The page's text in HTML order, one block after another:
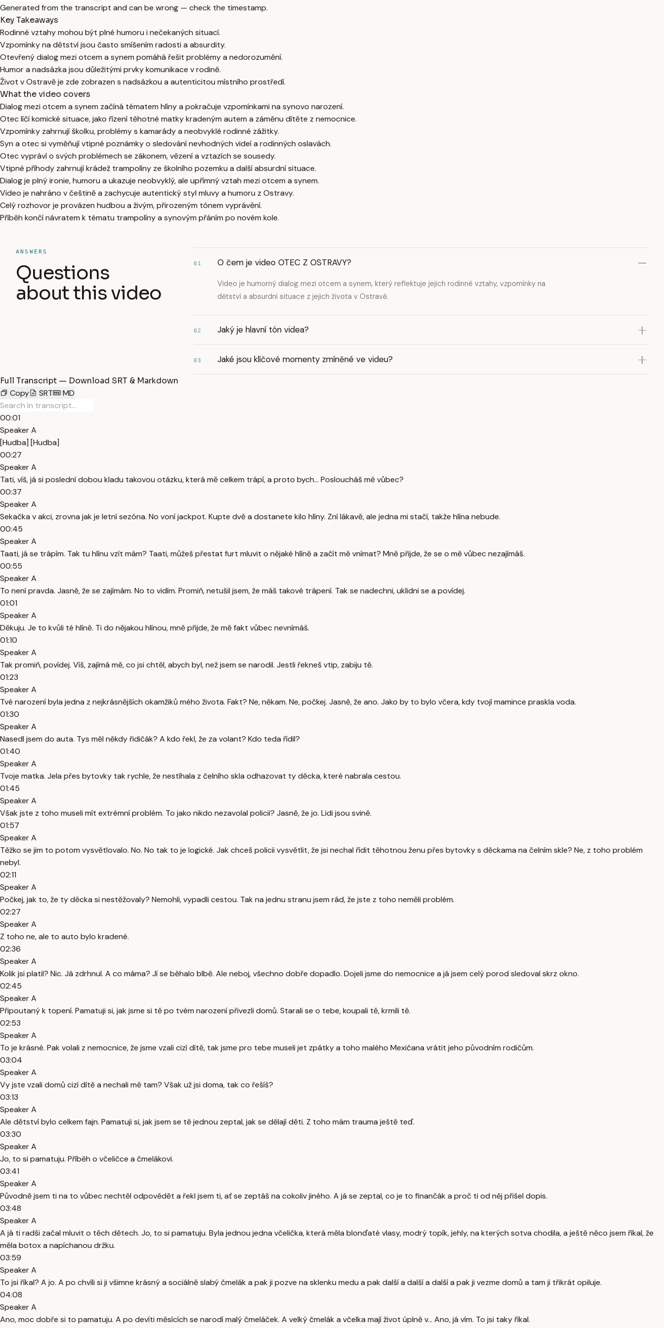
Generated from the transcript and can be wrong — check the timestamp.
Key Takeaways
Rodinné vztahy mohou být plné humoru i nečekaných situací.
Vzpomínky na dětství jsou často smíšením radosti a absurdity.
Otevřený dialog mezi otcem a synem pomáhá řešit problémy a nedorozumění.
Humor a nadsázka jsou důležitými prvky komunikace v rodině.
Život v Ostravě je zde zobrazen s nadsázkou a autenticitou místního prostředí.
What the video covers
Dialog mezi otcem a synem začíná tématem hlíny a pokračuje vzpomínkami na synovo narození.
Otec líčí komické situace, jako řízení těhotné matky kradeným autem a záměnu dítěte z nemocnice.
Vzpomínky zahrnují školku, problémy s kamarády a neobvyklé rodinné zážitky.
Syn a otec si vyměňují vtipné poznámky o sledování nevhodných videí a rodinných oslavách.
Otec vypráví o svých problémech se zákonem, vězení a vztazích se sousedy.
Vtipné příhody zahrnují krádež trampolíny ze školního pozemku a další absurdní situace.
Dialog je plný ironie, humoru a ukazuje neobvyklý, ale upřímný vztah mezi otcem a synem.
Video je nahráno v češtině a zachycuje autentický styl mluvy a humoru z Ostravy.
Celý rozhovor je provázen hudbou a živým, přirozeným tónem vyprávění.
Příběh končí návratem k tématu trampolíny a synovým přáním po novém kole.
ANSWERS
Questions
about this video
01 O čem je video OTEC Z OSTRAVY?
Video je humorný dialog mezi otcem a synem, který reflektuje jejich rodinné vztahy, vzpomínky na
dětství a absurdní situace z jejich života v Ostravě.
02 Jaký je hlavní tón videa?
03 Jaké jsou klíčové momenty zmíněné ve videu?
Full Transcript — Download SRT & Markdown
Copy
SRT MD
00:01
Speaker A
[Hudba] [Hudba]
00:27
Speaker A
Tati, víš, já si poslední dobou kladu takovou otázku, která mě celkem trápí, a proto bych... Posloucháš mě vůbec?
00:37
Speaker A
Sekačka v akci, zrovna jak je letní sezóna. No voní jackpot. Kupte dvě a dostanete kilo hlíny. Zní lákavě, ale jedna mi stačí, takže hlína nebude.
00:45
Speaker A
Taati, já se trápím. Tak tu hlínu vzít mám? Taati, můžeš přestat furt mluvit o nějaké hlíně a začít mě vnímat? Mně přijde, že se o mě vůbec nezajímáš.
00:55
Speaker A
To není pravda. Jasně, že se zajímám. No to vidím. Promiň, netušil jsem, že máš takové trápení. Tak se nadechni, uklidni se a povídej.
01:01
Speaker A
Děkuju. Je to kvůli té hlíně. Ti do nějakou hlínou, mně přijde, že mě fakt vůbec nevnímáš.
01:10
Speaker A
Tak promiň, povídej. Víš, zajímá mě, co jsi chtěl, abych byl, než jsem se narodil. Jestli řekneš vtip, zabiju tě.
01:23
Speaker A
Tvé narození byla jedna z nejkrásnějších okamžiků mého života. Fakt? Ne, někam. Ne, počkej. Jasně, že ano. Jako by to bylo včera, kdy tvojí mamince praskla voda.
01:30
Speaker A
Nasedl jsem do auta. Tys měl někdy řidičák? A kdo řekl, že za volant? Kdo teda řídil?
01:40
Speaker A
Tvoje matka. Jela přes bytovky tak rychle, že nestíhala z čelního skla odhazovat ty děcka, které nabrala cestou.
01:45
Speaker A
Však jste z toho museli mít extrémní problém. To jako nikdo nezavolal policii? Jasně, že jo. Lidi jsou svině.
01:57
Speaker A
Těžko se jim to potom vysvětlovalo. No. No tak to je logické. Jak chceš policii vysvětlit, že jsi nechal řídit těhotnou ženu přes bytovky s děckama na čelním skle? Ne, z toho problém
nebyl.
02:11
Speaker A
Počkej, jak to, že ty děcka si nestěžovaly? Nemohli, vypadli cestou. Tak na jednu stranu jsem rád, že jste z toho neměli problém.
02:27
Speaker A
Z toho ne, ale to auto bylo kradené.
02:36
Speaker A
Kolik jsi platil? Nic. Já zdrhnul. A co máma? Jí se běhalo blbě. Ale neboj, všechno dobře dopadlo. Dojeli jsme do nemocnice a já jsem celý porod sledoval skrz okno.
02:45
Speaker A
Připoutaný k topení. Pamatuji si, jak jsme si tě po tvém narození přivezli domů. Starali se o tebe, koupali tě, krmili tě.
02:53
Speaker A
To je krásné. Pak volali z nemocnice, že jsme vzali cizí dítě, tak jsme pro tebe museli jet zpátky a toho malého Mexičana vrátit jeho původním rodičům.
03:04
Speaker A
Vy jste vzali domů cizí dítě a nechali mě tam? Však už jsi doma, tak co řešíš?
03:13
Speaker A
Ale dětství bylo celkem fajn. Pamatuji si, jak jsem se tě jednou zeptal, jak se dělají děti. Z toho mám trauma ještě teď.
03:30
Speaker A
Jo, to si pamatuju. Příběh o včeličce a čmelákovi.
03:41
Speaker A
Původně jsem ti na to vůbec nechtěl odpovědět a řekl jsem ti, ať se zeptáš na cokoliv jiného. A já se zeptal, co je to finančák a proč ti od něj přišel dopis.
03:48
Speaker A
A já ti radši začal mluvit o těch dětech. Jo, to si pamatuju. Byla jednou jedna včelička, která měla blonďaté vlasy, modrý topík, jehly, na kterých sotva chodila, a ještě něco jsem říkal, že
měla botox a napíchanou držku.
03:59
Speaker A
To jsi říkal? A jo. A po chvíli si ji všimne krásný a sociálně slabý čmelák a pak ji pozve na sklenku medu a pak další a další a další a pak ji vezme domů a tam ji třikrát opiluje.
04:08
Speaker A
Ano, moc dobře si to pamatuju. A po devíti měsících se narodí malý čmeláček. A velký čmelák a včelka mají život úplně v... Ano, já vím. To jsi taky říkal.